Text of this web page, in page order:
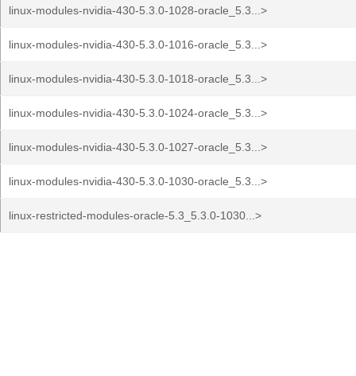
linux-modules-nvidia-430-5.3.0-1028-oracle_5.3...>
linux-modules-nvidia-430-5.3.0-1016-oracle_5.3...>
linux-modules-nvidia-430-5.3.0-1018-oracle_5.3...>
linux-modules-nvidia-430-5.3.0-1024-oracle_5.3...>
linux-modules-nvidia-430-5.3.0-1027-oracle_5.3...>
linux-modules-nvidia-430-5.3.0-1030-oracle_5.3...>
linux-restricted-modules-oracle-5.3_5.3.0-1030...>